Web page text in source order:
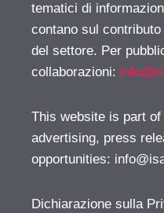
tematici di
contano sul
del settore. Per
collaborazioni:
This website is part
advertising, press
opportunities:
Dichiarazione sulla